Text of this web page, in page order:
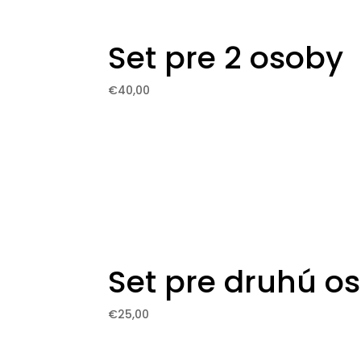
Set pre 2 osoby
€40,00
Set pre druhú
€25,00